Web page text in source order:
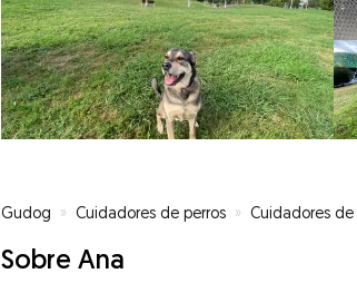
Gudog » Cuidadores de perros » Cuidadores de
Sobre Ana